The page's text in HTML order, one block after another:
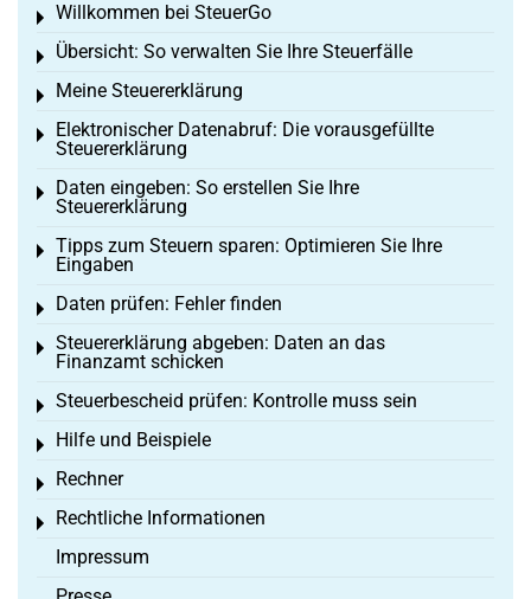
Willkommen bei SteuerGo
Toggle menu
Übersicht: So verwalten Sie Ihre Steuerfälle
Toggle menu
Meine Steuererklärung
Toggle menu
Elektronischer Datenabruf: Die vorausgefüllte
Steuererklärung
Toggle menu
Daten eingeben: So erstellen Sie Ihre
Steuererklärung
Toggle menu
Tipps zum Steuern sparen: Optimieren Sie Ihre
Eingaben
Toggle menu
Daten prüfen: Fehler finden
Toggle menu
Steuererklärung abgeben: Daten an das
Finanzamt schicken
Toggle menu
Steuerbescheid prüfen: Kontrolle muss sein
Toggle menu
Hilfe und Beispiele
Toggle menu
Rechner
Toggle menu
Rechtliche Informationen
Toggle menu
Impressum